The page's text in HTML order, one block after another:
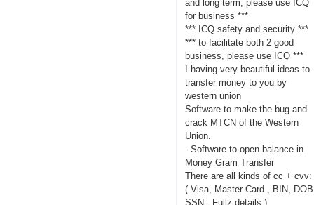
and long term, please use ICQ
for business ***
*** ICQ safety and security ***
*** to facilitate both 2 good
business, please use ICQ ***
I having very beautiful ideas to
transfer money to you by
western union
Software to make the bug and
crack MTCN of the Western
Union.
- Software to open balance in
Money Gram Transfer
There are all kinds of cc + cvv:
( Visa, Master Card , BIN,
SSN , Fullz details )